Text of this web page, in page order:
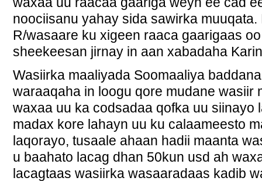
noociisanu yahay sida sawirka
R/wasaare ku xigeen raaca gaarigaas
sheekeesan jirnay in aan xabadaha
Wasiirka maaliyada Soomaaliya
waraaqaha in loogu qore mudane wasiir
waxaa uu ka codsadaa qofka uu siinayo
madax kore lahayn uu ku calaameesto
laqorayo, tusaale ahaan hadii maanta
u baahato lacag dhan 50kun usd ah
lacagtaas wasiirka wasaaradaas kadib